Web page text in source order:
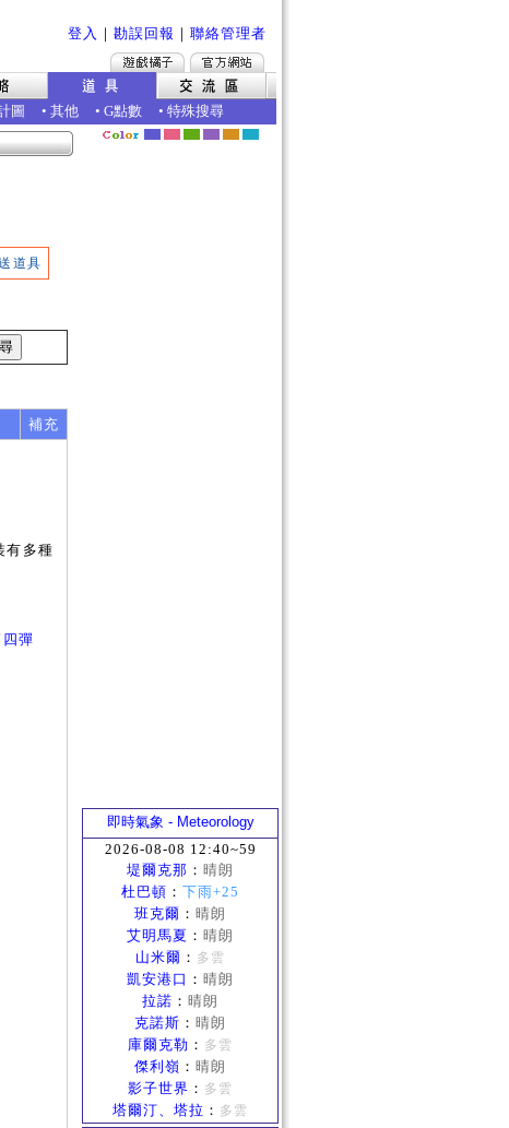
登入 ｜ 勘誤回報 ｜ 聯絡管理者
圖 • 其他 • G點數 • 特殊搜尋
道具
補充
有多種
彈
即時氣象 - Meteorology
2026-08-08 12:40~59
堤爾克那 ： 晴朗
杜巴頓 ： 下雨+25
班克爾 ： 晴朗
艾明馬夏 ： 晴朗
山米爾 ： 多雲
凱安港口 ： 晴朗
拉諾 ： 晴朗
克諾斯 ： 晴朗
庫爾克勒 ： 多雲
傑利嶺 ： 晴朗
影子世界 ： 多雲
塔爾汀、塔拉 ： 多雲